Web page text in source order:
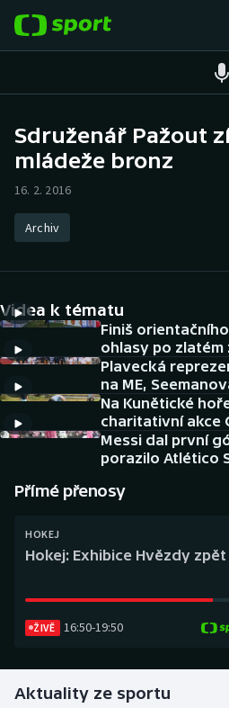
Hokej
Atletika
DALŠÍ SPORTY
Americký fotbal
Baseball a softbal
Biatlon
Boby a skeleton
Curling
Dostihy
NEPŘEHLÉDNĚTE
Historické návraty
Aplikace ČT sport
AZ kvíz
Sdruženář Pažout
mládeže bronz
16. 2. 2016
Archiv
Videa k tématu
Finiš
ohlasy po zlatém
Plavecká
na ME,
Na Kunětické
charitativní akce
Messi dal první
porazilo Atlético
Přímé přenosy
HOKEJ
Hokej: Exhibice Hvězdy zpět
ŽIVĚ 16:50-19:50
Aktuality ze sportu